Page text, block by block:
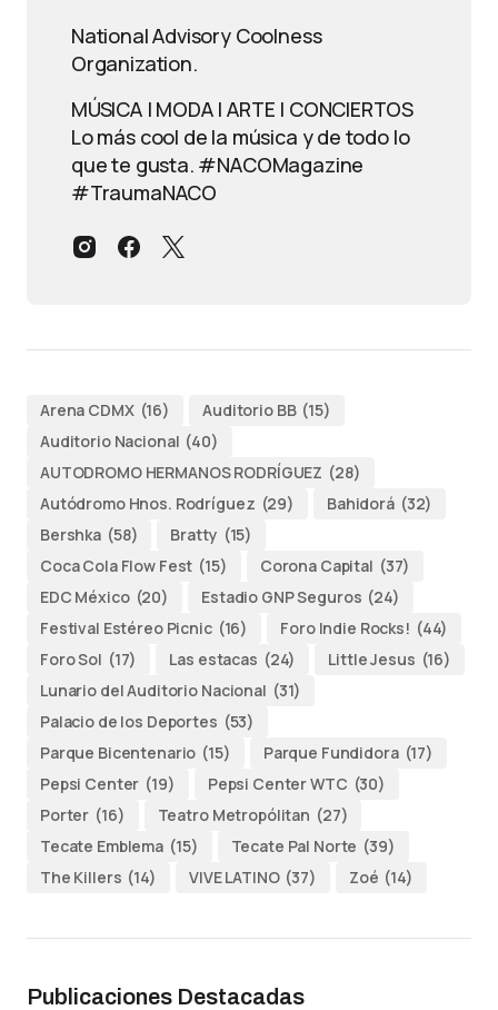
National Advisory Coolness
Organization.
MÚSICA | MODA | ARTE | CONCIERTOS
Lo más cool de la música y de todo lo
que te gusta. #NACOMagazine
#TraumaNACO
Arena CDMX (16) Auditorio BB (15)
Auditorio Nacional (40)
AUTODROMO HERMANOS RODRÍGUEZ (28)
Autódromo Hnos. Rodríguez (29) Bahidorá (32)
Bershka (58) Bratty (15)
Coca Cola Flow Fest (15) Corona Capital (37)
EDC México (20) Estadio GNP Seguros (24)
Festival Estéreo Picnic (16) Foro Indie Rocks! (44)
Foro Sol (17) Las estacas (24) Little Jesus (16)
Lunario del Auditorio Nacional (31)
Palacio de los Deportes (53)
Parque Bicentenario (15) Parque Fundidora (17)
Pepsi Center (19) Pepsi Center WTC (30)
Porter (16) Teatro Metropólitan (27)
Tecate Emblema (15) Tecate Pal Norte (39)
The Killers (14) VIVE LATINO (37) Zoé (14)
Publicaciones Destacadas